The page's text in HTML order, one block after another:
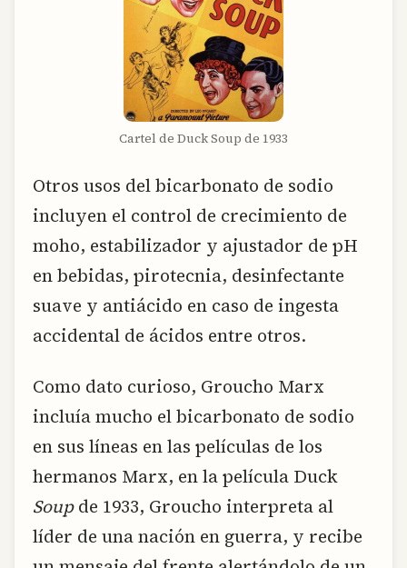
Cartel de Duck Soup de 1933
Otros usos del bicarbonato de sodio
incluyen el control de crecimiento de
moho, estabilizador y ajustador de pH
en bebidas, pirotecnia, desinfectante
suave y antiácido en caso de ingesta
accidental de ácidos entre otros.
Como dato curioso, Groucho Marx
incluía mucho el bicarbonato de sodio
en sus líneas en las películas de los
hermanos Marx, en la película Duck
Soupde 1933, Groucho interpreta al
líder de una nación en guerra, y recibe